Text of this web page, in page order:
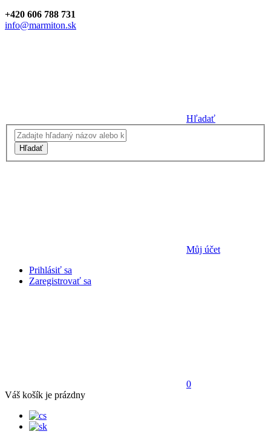
+420 606 788 731
info@marmiton.sk
Hľadať
Hľadať
Můj účet
Prihlásiť sa
Zaregistrovať sa
0
Váš košík je prázdny